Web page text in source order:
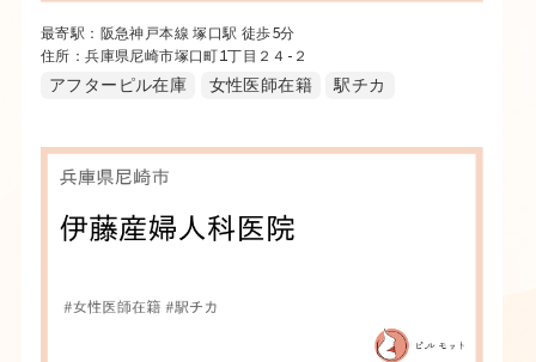
最寄駅：阪急神戸本線 塚口駅 徒歩5分
住所：兵庫県尼崎市塚口町1丁目２４-２
アフターピル在庫 女性医師在籍 駅チカ